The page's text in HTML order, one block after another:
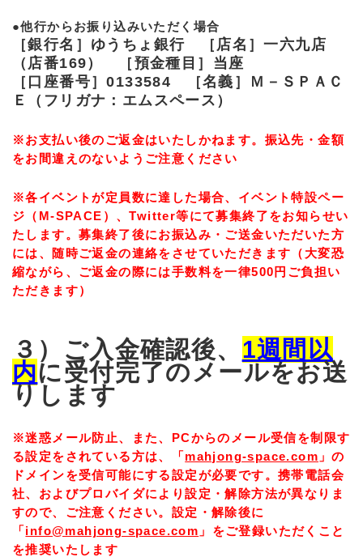
●他行からお振り込みいただく場合
［銀行名］ゆうちょ銀行 ［店名］一六九店
（店番169） ［預金種目］当座
［口座番号］0133584 ［名義］Ｍ－ＳＰＡＣ
Ｅ（フリガナ：エムスペース）
※お支払い後のご返金はいたしかねます。振込先・金額
をお間違えのないようご注意ください
※各イベントが定員数に達した場合、イベント特設ペー
ジ（M-SPACE）、Twitter等にて募集終了をお知らせい
たします。募集終了後にお振込み・ご送金いただいた方
には、随時ご返金の連絡をさせていただきます（大変恐
縮ながら、ご返金の際には手数料を一律500円ご負担い
ただきます）
３）ご入金確認後、 1週間以
内に受付完了のメールをお送
りします
※迷惑メール防止、また、PCからのメール受信を制限す
る設定をされている方は、「mahjong-space.com 」の
ドメインを受信可能にする設定が必要です。携帯電話会
社、およびプロバイダにより設定・解除方法が異なりま
すので、ご注意ください。設定・解除後に
「info@mahjong-space.com 」をご登録いただくこと
を推奨いたします